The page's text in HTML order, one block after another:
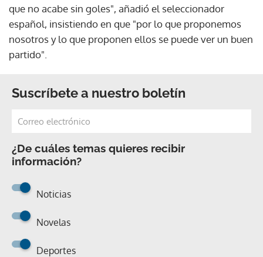
que no acabe sin goles", añadió el seleccionador
español, insistiendo en que "por lo que proponemos
nosotros y lo que proponen ellos se puede ver un buen
partido".
Suscríbete a nuestro boletín
¿De cuáles temas quieres recibir
información?
Noticias
Novelas
Deportes